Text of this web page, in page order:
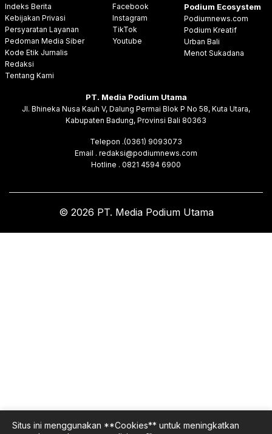
Indeks Berita
Kebijakan Privasi
Persyaratan Layanan
Pedoman Media Siber
Kode Etik Jurnalis
Redaksi
Tentang Kami
Facebook
Instagram
TikTok
Youtube
Podium Ecosystem
Podiumnews.com
Podium Kreatif
Urban Bali
Menot Sukadana
PT. Media Podium Utama
Jl. Bhineka Nusa Kauh V, Dalung Permai Blok P No 58, Kuta Utara,
Kabupaten Badung, Provinsi Bali 80363
Telepon .(0361) 9093073
Email . redaksi@podiumnews.com
Hotline . 0821 4594 6900
© 2026 PT. Media Podium Utama
Situs ini menggunakan **Cookies** untuk meningkatkan